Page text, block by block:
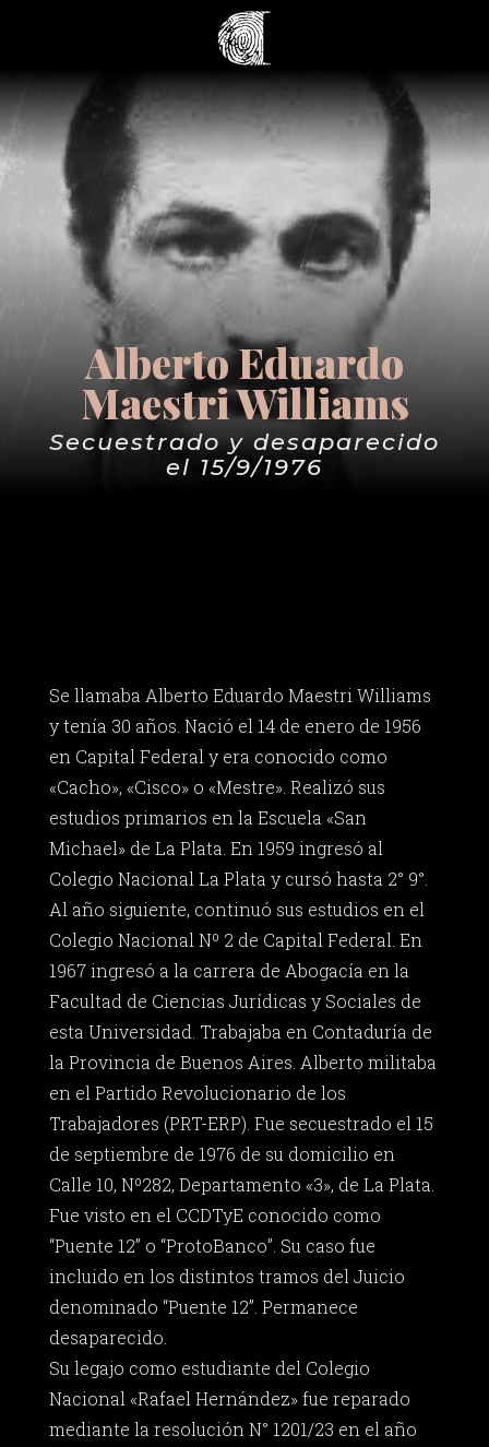
Alberto Eduardo
Maestri Williams
Secuestrado y desaparecido
el 15/9/1976
Se llamaba Alberto Eduardo Maestri Williams
y tenía 30 años. Nació el 14 de enero de 1956
en Capital Federal y era conocido como
«Cacho», «Cisco» o «Mestre». Realizó sus
estudios primarios en la Escuela «San
Michael» de La Plata. En 1959 ingresó al
Colegio Nacional La Plata y cursó hasta 2° 9°.
Al año siguiente, continuó sus estudios en el
Colegio Nacional Nº 2 de Capital Federal. En
1967 ingresó a la carrera de Abogacía en la
Facultad de Ciencias Jurídicas y Sociales de
esta Universidad. Trabajaba en Contaduría de
la Provincia de Buenos Aires. Alberto militaba
en el Partido Revolucionario de los
Trabajadores (PRT-ERP). Fue secuestrado el 15
de septiembre de 1976 de su domicilio en
Calle 10, Nº282, Departamento «3», de La Plata.
Fue visto en el CCDTyE conocido como
“Puente 12” o “ProtoBanco”. Su caso fue
incluido en los distintos tramos del Juicio
denominado “Puente 12”. Permanece
desaparecido.
Su legajo como estudiante del Colegio
Nacional «Rafael Hernández» fue reparado
mediante la resolución N° 1201/23 en el año